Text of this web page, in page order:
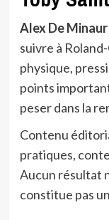
Alex De Minaur
suivre à
physique,
points
peser dans la
Contenu
pratiques,
Aucun résultat
constitue pas